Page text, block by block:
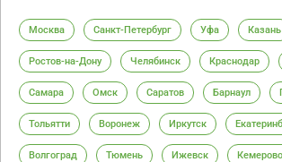
Москва Санкт-Петербург Уфа Казань
Ростов-на-Дону Челябинск Краснодар
Самара Омск Саратов Барнаул
Тольятти Воронеж Иркутск
Волгоград Тюмень Ижевск Кемерово